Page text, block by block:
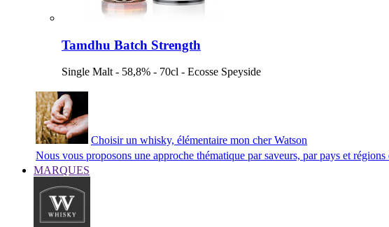
Tamdhu Batch Strength
Single Malt - 58,8% - 70cl - Ecosse Speyside
Choisir un whisky, élémentaire mon cher Watson
Nous vous proposons une approche thématique par saveurs, par pays et
MARQUES